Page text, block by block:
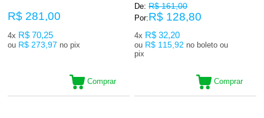
R$ 281,00
4x R$ 70,25
ou R$ 273,97 no pix
Comprar
De: R$ 161,00
Por:R$ 128,80
4x R$ 32,20
ou R$ 115,92 no boleto ou
pix
Comprar